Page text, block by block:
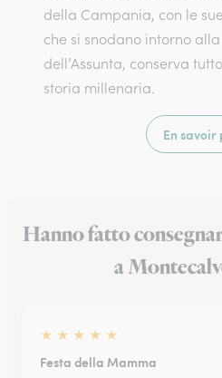
della Campania, con le
che si snodano intorno
dell’Assunta, conserva
storia millenaria.
En savoir
Hanno fatto
a
★ ★ ★ ★ ★
Festa della Mamma